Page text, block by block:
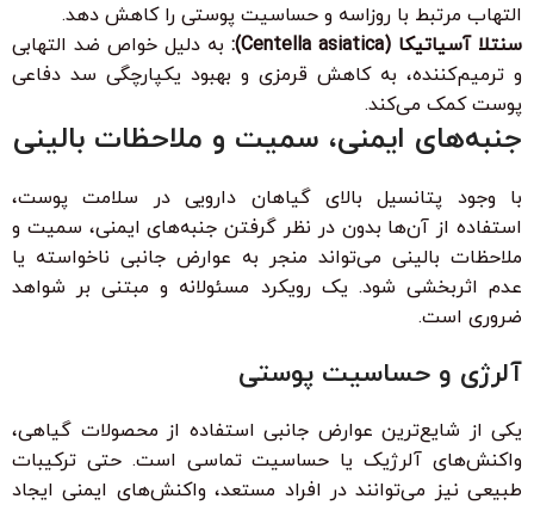
التهاب مرتبط با روزاسه و حساسیت پوستی را کاهش دهد.
سنتلا آسیاتیکا (Centella asiatica):
به دلیل خواص ضد التهابی
و ترمیم‌کننده، به کاهش قرمزی و بهبود یکپارچگی سد دفاعی
پوست کمک می‌کند.
جنبه‌های ایمنی، سمیت و ملاحظات بالینی
با وجود پتانسیل بالای گیاهان دارویی در سلامت پوست،
استفاده از آن‌ها بدون در نظر گرفتن جنبه‌های ایمنی، سمیت و
ملاحظات بالینی می‌تواند منجر به عوارض جانبی ناخواسته یا
عدم اثربخشی شود. یک رویکرد مسئولانه و مبتنی بر شواهد
ضروری است.
آلرژی و حساسیت پوستی
یکی از شایع‌ترین عوارض جانبی استفاده از محصولات گیاهی،
واکنش‌های آلرژیک یا حساسیت تماسی است. حتی ترکیبات
طبیعی نیز می‌توانند در افراد مستعد، واکنش‌های ایمنی ایجاد